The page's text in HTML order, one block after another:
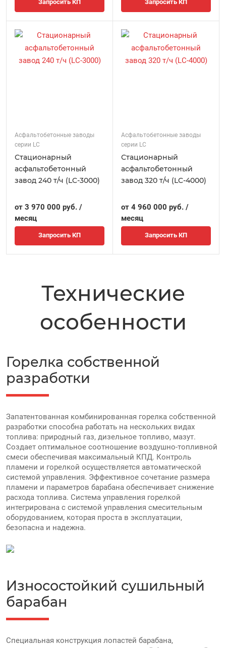
Запросить КП Запросить КП
Асфальтобетонные заводы
серии LC
Стационарный
асфальтобетонный
завод 240 т/ч (LC-3000)
от 3 970 000 руб. /
месяц
Запросить КП
Асфальтобетонные заводы
серии LC
Стационарный
асфальтобетонный
завод 320 т/ч (LC-4000)
от 4 960 000 руб. /
месяц
Запросить КП
Технические
особенности
Горелка собственной
разработки
Запатентованная комбинированная горелка собственной
разработки cпособна работать на нескольких видах
топлива: природный газ, дизельное топливо, мазут.
Создает оптимальное соотношение воздушно-топливной
смеси обеспечивая максимальный КПД. Контроль
пламени и горелкой осуществляется автоматической
системой управления. Эффективное сочетание размера
пламени и параметров барабана обеспечивает снижение
расхода топлива. Система управления горелкой
интегрирована с системой управления смесительным
оборудованием, которая проста в эксплуатации,
безопасна и надежна.
Износостойкий сушильный
барабан
Специальная конструкция лопастей барабана,